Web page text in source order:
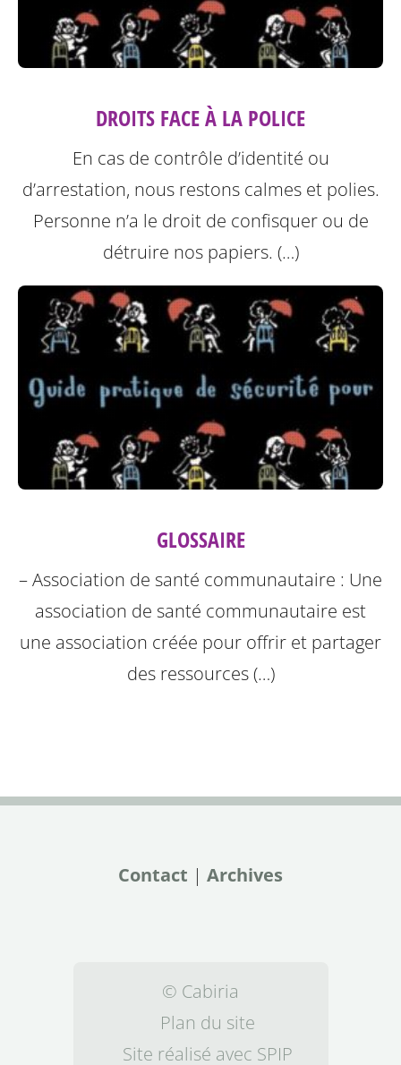
DROITS FACE À LA POLICE
En cas de contrôle d’identité ou
d’arrestation, nous restons calmes et polies.
Personne n’a le droit de confisquer ou de
détruire nos papiers. (…)
GLOSSAIRE
– Association de santé communautaire : Une
association de santé communautaire est
une association créée pour offrir et partager
des ressources (…)
Contact | Archives
© Cabiria
Plan du site
Site réalisé avec SPIP